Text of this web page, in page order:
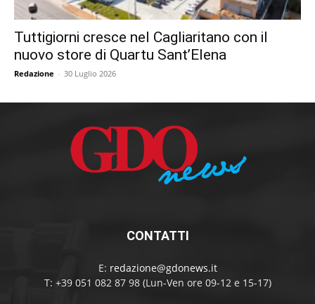
Tuttigiorni cresce nel Cagliaritano con il
nuovo store di Quartu Sant’Elena
Redazione - 30 Luglio 2026
CONTATTI
E: redazione@gdonews.it
T: +39 051 082 87 98 (Lun-Ven ore 09-12 e 15-17)